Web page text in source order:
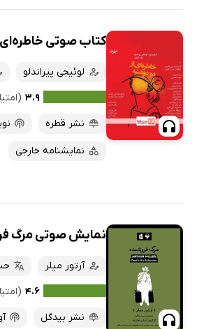
کتاب صوتی خاطره‌ای
لوئیجی پیراندلو
۳.۹ (امتیاز ۷
نشر قطره
نمایشنامه خارجی
نمایش صوتی مرگ
آرتور میلر
۴.۶ (امتیاز ۹۹
نشر بیدگل